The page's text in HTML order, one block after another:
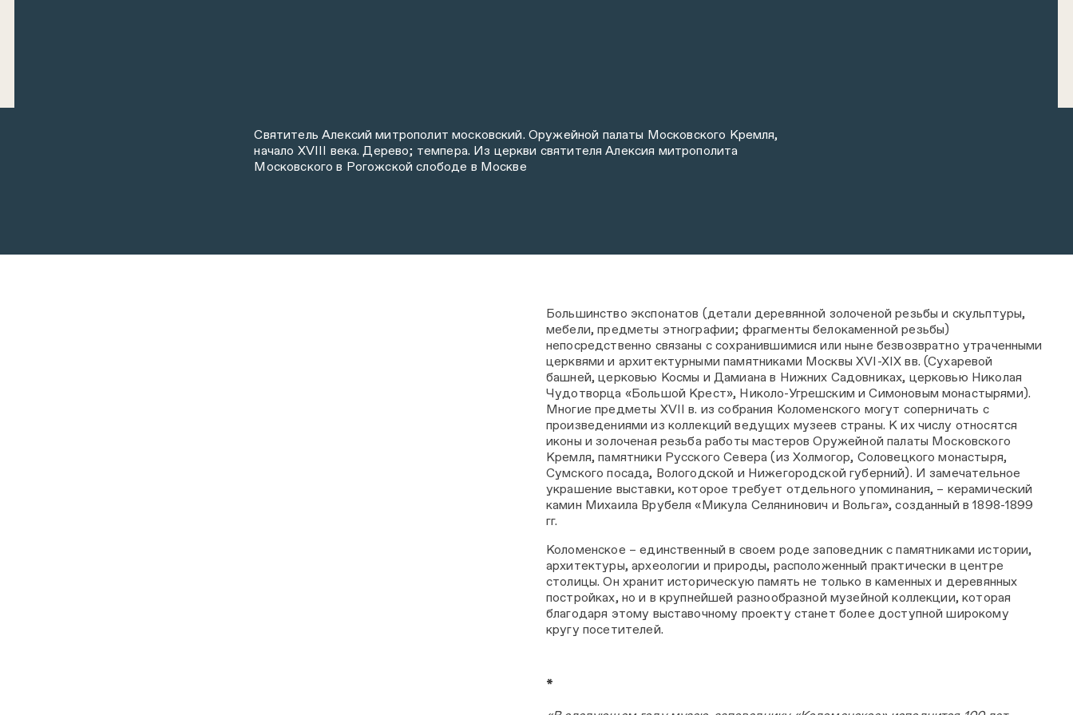
Святитель Алексий митрополит московский. Оружейной палаты Московского Кремля,
начало XVIII века. Дерево; темпера. Из церкви святителя Алексия митрополита
Московского в Рогожской слободе в Москве
Большинство экспонатов (детали деревянной золоченой резьбы и скульптуры,
мебели, предметы этнографии; фрагменты белокаменной резьбы)
непосредственно связаны с сохранившимися или ныне безвозвратно утраченными
церквями и архитектурными памятниками Москвы XVI-XIX вв. (Сухаревой
башней, церковью Космы и Дамиана в Нижних Садовниках, церковью Николая
Чудотворца «Большой Крест», Николо-Угрешским и Симоновым монастырями).
Многие предметы XVII в. из собрания Коломенского могут соперничать с
произведениями из коллекций ведущих музеев страны. К их числу относятся
иконы и золоченая резьба работы мастеров Оружейной палаты Московского
Кремля, памятники Русского Севера (из Холмогор, Соловецкого монастыря,
Сумского посада, Вологодской и Нижегородской губерний). И замечательное
украшение выставки, которое требует отдельного упоминания, – керамический
камин Михаила Врубеля «Микула Селянинович и Вольга», созданный в 1898-1899
гг.
Коломенское – единственный в своем роде заповедник с памятниками истории,
архитектуры, археологии и природы, расположенный практически в центре
столицы. Он хранит историческую память не только в каменных и деревянных
постройках, но и в крупнейшей разнообразной музейной коллекции, которая
благодаря этому выставочному проекту станет более доступной широкому
кругу посетителей.
*